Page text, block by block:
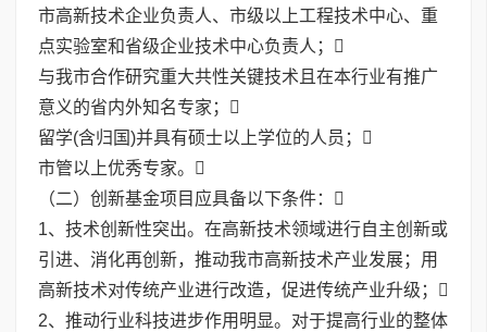
市高新技术企业负责人、市级以上工程技术中心、重
点实验室和省级企业技术中心负责人；
与我市合作研究重大共性关键技术且在本行业有推广
意义的省内外知名专家；
留学(含归国)并具有硕士以上学位的人员；
市管以上优秀专家。
（二）创新基金项目应具备以下条件：
1、技术创新性突出。在高新技术领域进行自主创新或
引进、消化再创新，推动我市高新技术产业发展；用
高新技术对传统产业进行改造，促进传统产业升级；
2、推动行业科技进步作用明显。对于提高行业的整体